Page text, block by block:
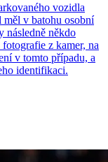
vozidla
v batohu osobní
následně někdo
z kamer, na
v tomto případu, a
identifikaci.